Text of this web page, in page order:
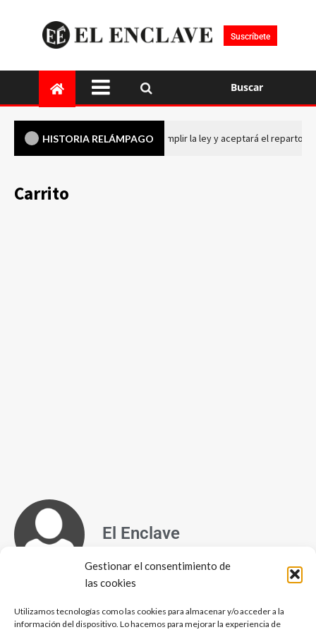
Gestionar el consentimiento de
las cookies
Utilizamos tecnologías como las cookies para almacenar y/o acceder a la
información del dispositivo. Lo hacemos para mejorar la experiencia de
Suscríbete
Buscar
HISTORIA RELÁMPAGO
El PP se compromete a cumplir la ley y aceptará el reparto
Carrito
El Enclave
Suscríbete a nuestro newsletter: